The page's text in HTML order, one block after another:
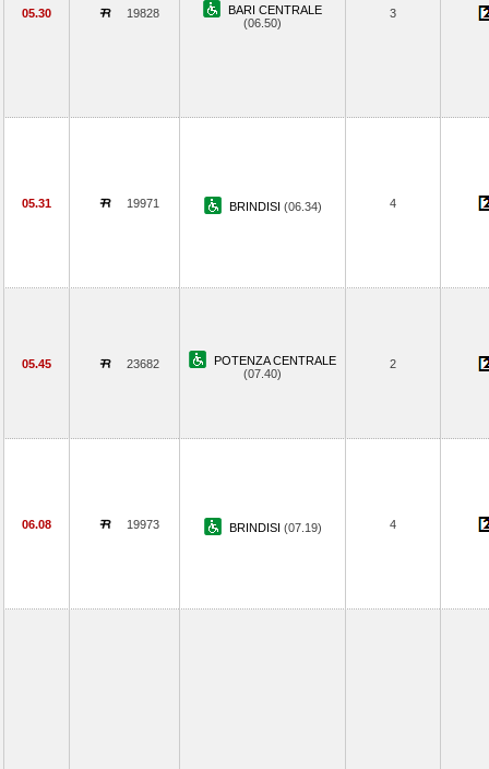
05.30 19828
BARI CENTRALE
(06.50)
3
05.31 19971 BRINDISI (06.34) 4
05.45 23682
POTENZA CENTRALE
(07.40)
2
06.08 19973 BRINDISI (07.19) 4